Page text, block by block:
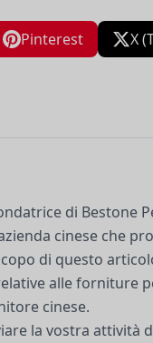
Pinterest
X
di Bestone
cinese che
di questo
alle forniture
cinese.
la vostra attività